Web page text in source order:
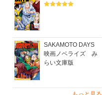
SAKAMOTO DAYS
映画ノベライズ み
らい文庫版